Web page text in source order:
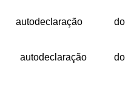
autodeclaração do
autodeclaração do